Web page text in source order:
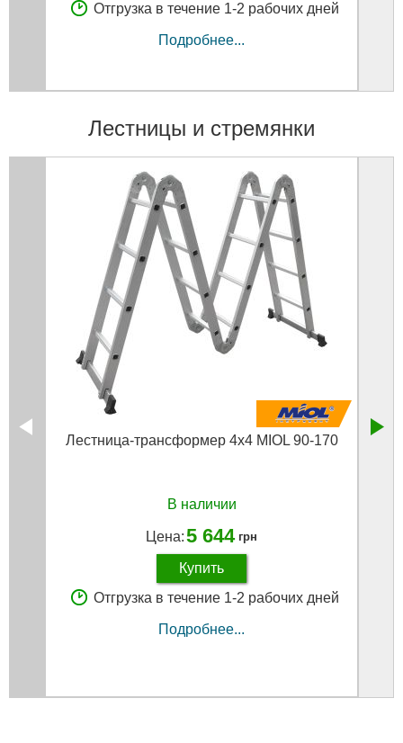
Отгрузка в течение 1-2 рабочих дней
Подробнее...
Лестницы и стремянки
Лестница-трансформер 4х4 MIOL 90-170
В наличии
Цена:5 644 грн
Купить
Отгрузка в течение 1-2 рабочих дней
Подробнее...